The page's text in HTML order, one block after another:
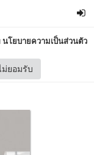
นโยบายความเป็นส่วนตัว
ม่ยอมรับ